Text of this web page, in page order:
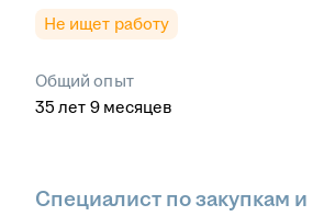
Не ищет работу
Общий опыт
35 лет 9 месяцев
Специалист по закупкам и